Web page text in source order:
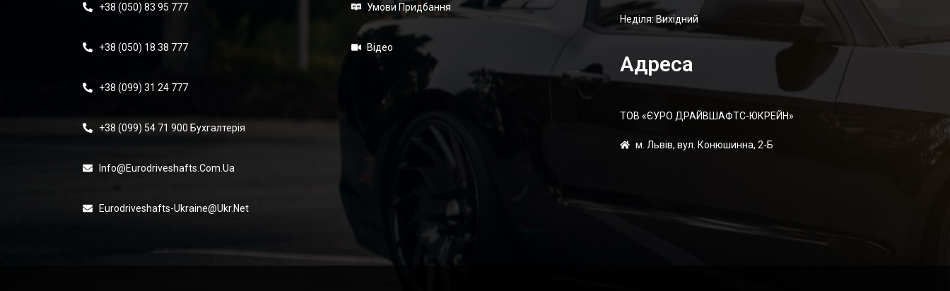
+38 (050) 83 95 777
+38 (050) 18 38 777
+38 (099) 31 24 777
+38 (099) 54 71 900 Бухгалтерія
Info@eurodriveshafts.com.ua
Eurodriveshafts-Ukraine@ukr.net
Умови Придбання
Відео
Неділя: Вихідний
Адреса
ТОВ «ЄУРО ДРАЙВШАФТC-ЮКРЕЙН»
м. Львів, вул. Конюшинна, 2-Б